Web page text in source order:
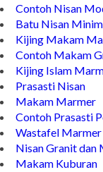
Contoh Nisan
Batu Nisan
Kijing Makam
Contoh Makam
Kijing Islam
Prasasti Nisan
Makam Marmer
Contoh Prasasti
Wastafel Marmer
Nisan Granit dan
Makam Kuburan